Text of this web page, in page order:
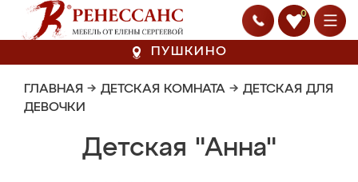
0
ПУШКИНО
ГЛАВНАЯ → ДЕТСКАЯ КОМНАТА → ДЕТСКАЯ ДЛЯ
ДЕВОЧКИ
Детская "Анна"